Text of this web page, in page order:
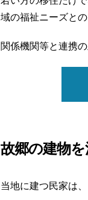
域の福祉ニーズと
関係機関等と連携
故郷の建物
当地に建つ民家は